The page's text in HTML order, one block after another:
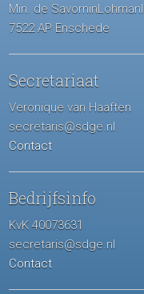
Min. de
7522 AP Enschede
Secretariaat
Veronique van Haaften
secretaris@sdge.nl
Contact
Bedrijfsinfo
KvK 40073631
secretaris@sdge.nl
Contact